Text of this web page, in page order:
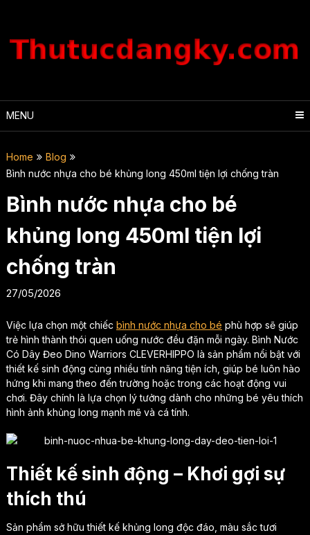
content
MENU
Home
Blog
Bình nước nhựa cho bé khủng long 450ml tiện lợi chống tràn
Bình nước nhựa cho bé
khủng long 450ml tiện lợi
chống tràn
27/05/2026
Việc lựa chọn một chiếc bình nước nhựa cho bé phù hợp sẽ giúp
trẻ hình thành thói quen uống nước đều đặn mỗi ngày. Bình Nước
Có Dây Đeo Dino Warriors CLEVERHIPPO là sản phẩm nổi bật với
thiết kế sinh động cùng nhiều tính năng tiện ích, giúp bé luôn hào
hứng khi mang theo đến trường hoặc trong các hoạt động vui
chơi. Đây chính là lựa chọn lý tưởng dành cho những bé yêu thích
hình ảnh khủng long mạnh mẽ và cá tính.
Thiết kế sinh động – Khơi gợi sự
thích thú
Sản phẩm sở hữu thiết kế khủng long độc đáo, màu sắc tươi